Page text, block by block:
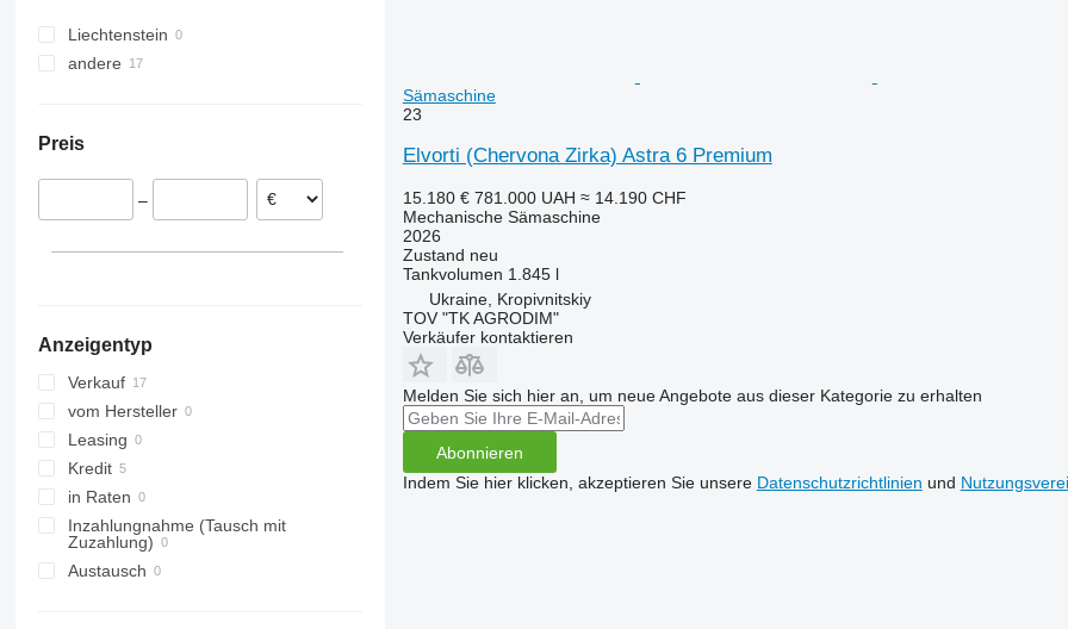
Liechtenstein
andere
Preis
–
Anzeigentyp
Verkauf
vom Hersteller
Leasing
Kredit
in Raten
Inzahlungnahme (Tausch mit
Zuzahlung)
Austausch
Sämaschine
23
Elvorti (Chervona Zirka) Astra 6 Premium
15.180 € 781.000 UAH ≈ 14.190 CHF
Mechanische Sämaschine
2026
Zustand neu
Tankvolumen 1.845 l
Ukraine, Kropivnitskiy
TOV "TK AGRODIM"
Verkäufer kontaktieren
Melden Sie sich hier an, um neue Angebote aus dieser Kategorie zu erhalten
Abonnieren
Indem Sie hier klicken, akzeptieren Sie unsere Datenschutzrichtlinien und